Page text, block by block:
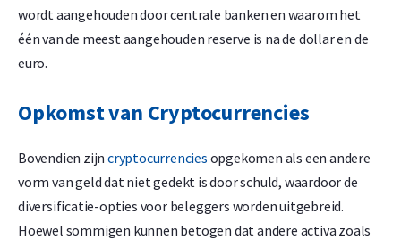
wordt aangehouden door centrale banken en waarom het
één van de meest aangehouden reserve is na de dollar en de
euro.
Opkomst van Cryptocurrencies
Bovendien zijncryptocurrencies opgekomen als een andere
vorm van geld dat niet gedekt is door schuld, waardoor de
diversificatie-opties voor beleggers worden uitgebreid.
Hoewel sommigen kunnen betogen dat andere activa zoals